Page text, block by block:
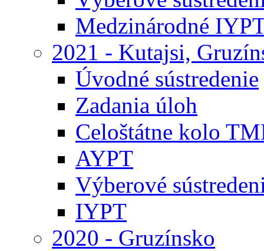
Medzinárodné
2021 - Kutajsi,
Úvodné sústredenie
Zadania úloh
Celoštátne kolo
AYPT
Výberové
IYPT
2020 - Gruzínsko